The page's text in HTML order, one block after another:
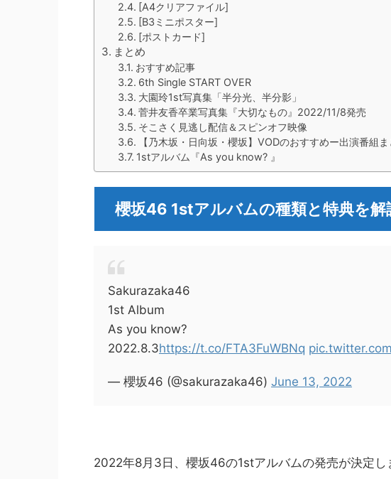
[A4クリアファイル]
[B3ミニポスター]
[ポストカード]
まとめ
おすすめ記事
6th Single START OVER
大園玲1st写真集「半分光、半分影」
菅井友香卒業写真集『大切なもの』2022/11/8発売
そこさく見逃し配信＆スピンオフ映像
【乃木坂・日向坂・櫻坂】VODのおすすめー出演番組ま
1stアルバム『As you know? 』
櫻坂46 1stアルバムの種類と特典を
Sakurazaka46
1st Album
As you know?
2022.8.3https://t.co/FTA3FuWBNq
— 櫻坂46 (@sakurazaka46) June 13, 2022
2022年8月3日、櫻坂46の1stアルバムの発売が決定し